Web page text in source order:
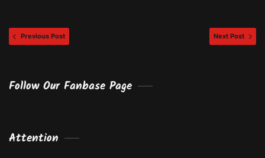
Previous Post Next Post
Follow Our Fanbase Page
Attention